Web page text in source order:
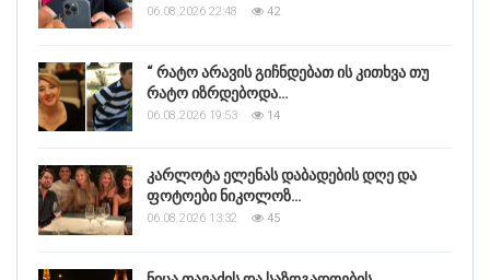
06.08.2026 22:48 42
“ რატო არავის გიჩნდებათ ის კითხვა თუ
რატო იზრდებოდა…
06.08.2026 19:53 14
კარლოტა ელენას დაბადების დღე და
ფოტოები ნიკოლოზ…
06.08.2026 13:32 45